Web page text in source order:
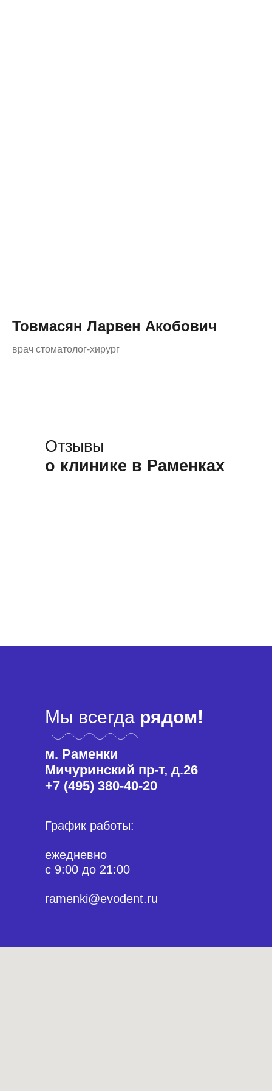
Товмасян Ларвен Акобович
врач стоматолог-хирург
Отзывы
о клинике в Раменках
Мы всегда рядом!
График работы:
ежедневно
с 9:00 до 21:00
ramenki@evodent.ru
м. Раменки
Мичуринский пр-т, д.26
+7 (495) 380-40-20